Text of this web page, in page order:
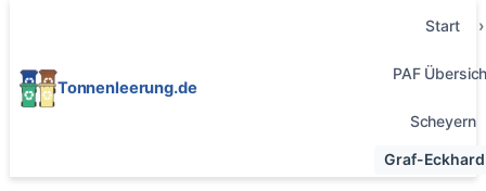
Tonnenleerung.de
Start
PAF
Scheyern
Graf-